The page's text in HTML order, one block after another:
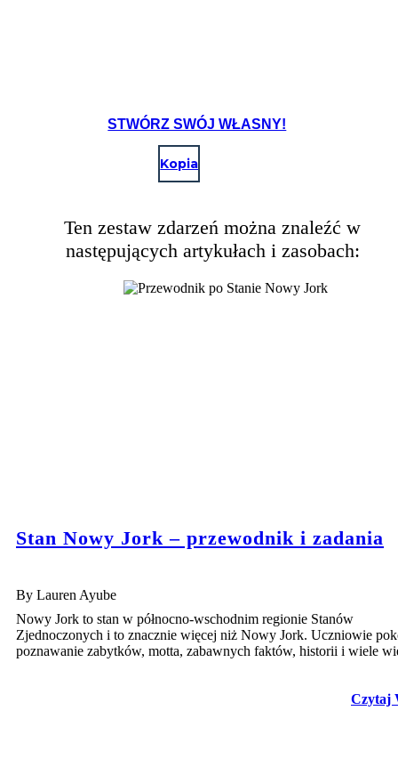
STWÓRZ SWÓJ WŁASNY!
Kopia
Ten zestaw zdarzeń można znaleźć w
następujących artykułach i zasobach:
Stan Nowy Jork – przewodnik i zadania
By Lauren Ayube
Nowy Jork to stan w północno-wschodnim regionie Stanów
Zjednoczonych i to znacznie więcej niż Nowy Jork. Uczniowie
poznawanie zabytków, motta, zabawnych faktów, historii i wiele
Czytaj